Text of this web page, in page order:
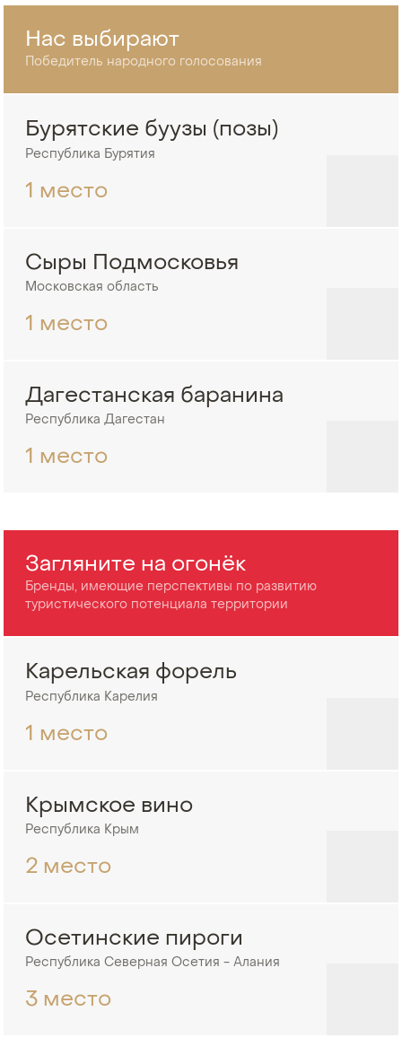
Нас выбирают
Победитель народного голосования
Бурятские буузы (позы)
Республика Бурятия
1 место
Сыры Подмосковья
Московская область
1 место
Дагестанская баранина
Республика Дагестан
1 место
Загляните на огонёк
Бренды, имеющие перспективы по развитию
туристического потенциала территории
Карельская форель
Республика Карелия
1 место
Крымское вино
Республика Крым
2 место
Осетинские пироги
Республика Северная Осетия - Алания
3 место